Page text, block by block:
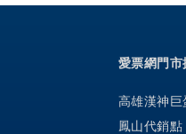
愛票網門市
高雄漢神巨
鳳山代銷點